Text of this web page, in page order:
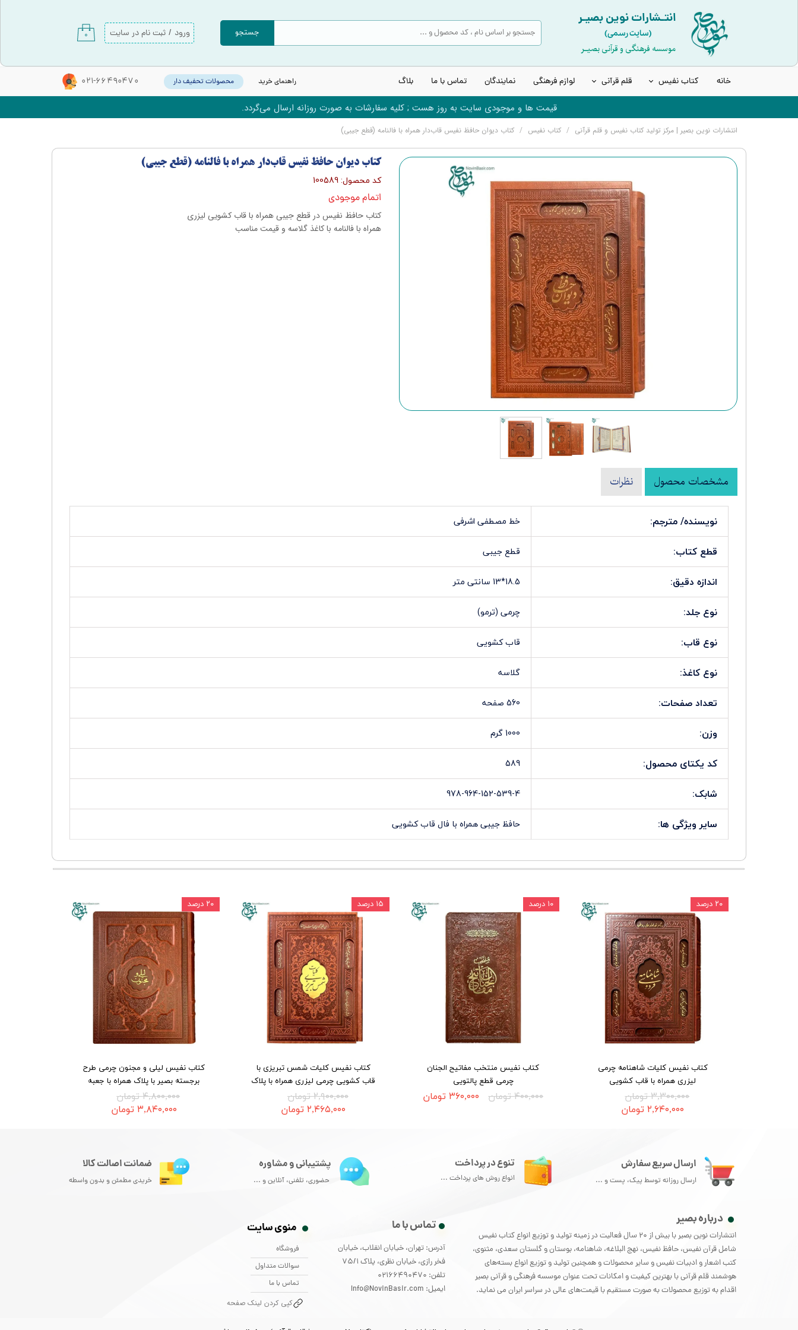
ورود / ثبت نام در سایت
تغییر گذر واژه
سفارشات
خروج از حساب کاربری
جستجو ۰
021-66490470 خانه کتاب نفیس
قرآن عروس | قرآن سفید
قرآن های رنگی | بدون قاب
کتاب ادعیه و مفاتیح
انواع حافظ نفیس
انواع شاهنامه نفیس
انواع مثنوی، بوستان و گلستان
کتب نفیس شعر و ادبیات
قلم قرآنی
انواع قلم هوشمند قرآنی
قلم قرآنی 8 گیگابایت نسل جدید
قلم قرآنی 32 گیگابایت نسل جدید
قلم قرآنی 32 گیگابایت بلوتوث‌دار
قلم قرآنی 64 گیگابایت نسل جدید
لوازم جانبی قلم هوشمند قرآنی
لوازم فرهنگی نمایندگان تماس با ما بلاگ محصولات تحفیف دار راهنمای خرید
انتـشارات نوین بصیـر
موسسه فرهنگی و قرآنی بصیـر
(سایت رسمی)
قیمت ها و موجودی سایت به روز هست ; کلیه سفارشات به صورت روزانه ارسال می‌گردد.
انتشارات نوین بصیر | مرکز تولید کتاب نفیس و قلم قرآنی کتاب نفیس کتاب دیوان حافظ نفیس قاب‌دار همراه با فالنامه (قطع جیبی)
کتاب دیوان حافظ نفیس قاب‌دار همراه با فالنامه (قطع جیبی)
کد محصول: 100589
اتمام موجودی
کتاب حافظ نفیس در قطع جیبی همراه با قاب کشویی لیزری
همراه با فالنامه با کاغذ گلاسه و قیمت مناسب
مشخصات محصول نظرات
نویسنده/ مترجم: خط مصطفی اشرفی
قطع کتاب: قطع جیبی
اندازه دقیق: 18.5*13 سانتی متر
نوع جلد: چرمی (ترمو)
نوع قاب: قاب کشویی
نوع کاغذ: گلاسه
تعداد صفحات: 560 صفحه
وزن: 1000 گرم
کد یکتای محصول: 589
شابک: 978-964-152-539-4
سایر ویژگی ها: حافظ جیبی همراه با فال قاب کشویی
کتاب نفیس کلیات شاهنامه چرمی
لیزری همراه با قاب کشویی
۳,۳۰۰,۰۰۰ تومان
۲,۶۴۰,۰۰۰ تومان
۲۰ درصد
کتاب نفیس منتخب مفاتیح الجنان
چرمی قطع پالتویی
۴۰۰,۰۰۰ تومان
۳۶۰,۰۰۰ تومان
۱۰ درصد
کتاب نفیس کلیات شمس تبریزی با
قاب کشویی چرمی لیزری همراه با پلاک
۲,۹۰۰,۰۰۰ تومان
۲,۴۶۵,۰۰۰ تومان
۱۵ درصد
کتاب نفیس لیلی و مجنون چرمی طرح
برجسته بصیر با پلاک همراه با جعبه
۴,۸۰۰,۰۰۰ تومان
۳,۸۴۰,۰۰۰ تومان
۲۰ درصد
درباره بصیر
انتشارات نوین بصیر با بیش از 20 سال فعالیت در زمینه تولید و توزیع انواع کتاب نفیس
شامل قرآن نفیس، حافظ نفیس، نهج البلاغه، شاهنامه، بوستان و گلستان سعدی، مثنوی،
کتب اشعار و ادبیات نفیس و سایر محصولات و همچنین تولید و توزیع انواع بسته‌های
هوشمند قلم قرآنی با بهترین کیفیت و امکانات تحت عنوان موسسه فرهنگی و قرآنی بصیر
اقدام به توزیع محصولات به صورت مستقیم با قیمت‌های عالی در سراسر ایران می نماید.
ارسال سریع سفارش
ارسال روزانه توسط پیک، پست و ...
تنوع در پرداخت
انواع روش های پرداخت ...
پشتیبانی و مشاوره
حضوری، تلفنی، آنلاین و ...
ضمانت اصالت کالا
خریدی مطمئن و بدون واسطه
تماس با ما
آدرس: تهران، خیابان انقلاب، خیابان
فخر رازی، خیابان نظری، پلاک 75/1
تلفن: 02166490470
ایمیل: Info@NovinBasir.com
منوی سایت
فروشگاه
سوالات متداول
تماس با ما
کپی کردن لینک صفحه